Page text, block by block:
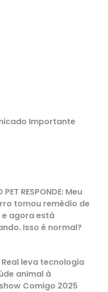
Importante
PET RESPONDE: Meu
tomou remédio de
agora está
Isso é normal?
leva tecnologia
animal à
Comigo 2025